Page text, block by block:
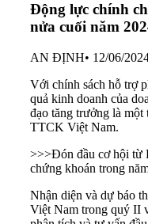
Động lực chính
nửa cuối năm
AN ĐỊNH• 12/06/
Với chính sách hỗ trợ
quả kinh doanh của
đạo tăng trưởng là
TTCK Việt Nam.
>>>Đón đầu cơ hội từ
chứng khoán trong
Nhận diện và dự báo
Việt Nam trong quý II